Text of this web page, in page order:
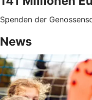
Spenden der
News